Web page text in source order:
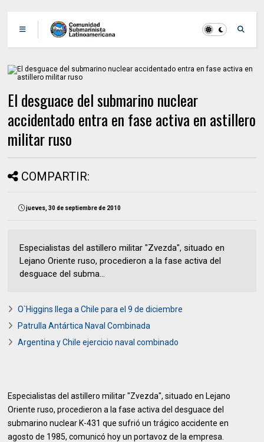
El desguace del submarino nuclear
accidentado entra en fase activa en astillero
militar ruso
COMPARTIR:
jueves, 30 de septiembre de 2010
Especialistas del astillero militar "Zvezda", situado en
Lejano Oriente ruso, procedieron a la fase activa del
desguace del subma...
O`Higgins llega a Chile para el 9 de diciembre
Patrulla Antártica Naval Combinada
Argentina y Chile ejercicio naval combinado
Especialistas del astillero militar "Zvezda", situado en Lejano
Oriente ruso, procedieron a la fase activa del desguace del
submarino nuclear K-431 que sufrió un trágico accidente en
agosto de 1985, comunicó hoy un portavoz de la empresa.